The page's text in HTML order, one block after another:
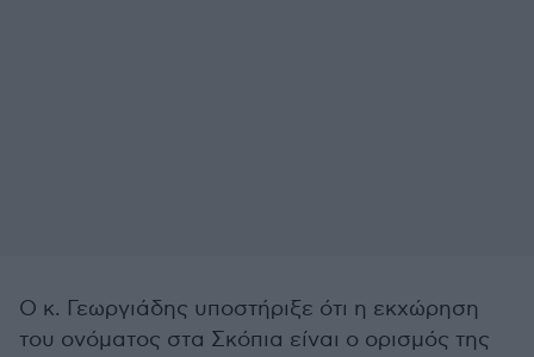
Ο κ. Γεωργιάδης υποστήριξε ότι η εκχώρηση
του ονόματος στα Σκόπια είναι ο ορισμός της